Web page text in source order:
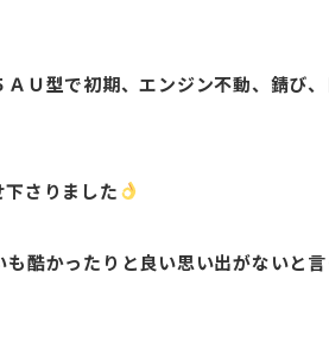
Ｕ型で初期、エンジン不動、錆び、
さりました
酷かったりと良い思い出がないと言